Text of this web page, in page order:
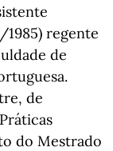
1985) regente
de
de
do Mestrado